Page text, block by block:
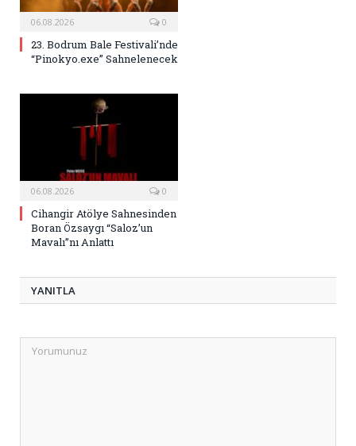
06.08.2026 0
23. Bodrum Bale Festivali’nde
“Pinokyo.exe” Sahnelenecek
06.08.2026 0
Cihangir Atölye Sahnesinden
Boran Özsaygı “Saloz’un
Mavalı”nı Anlattı
YANITLA